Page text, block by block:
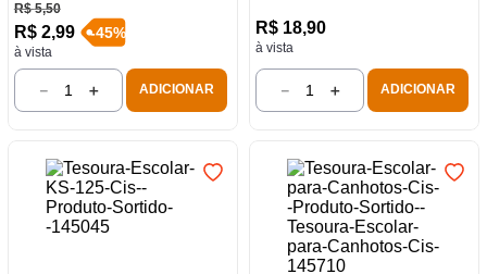
R$ 5,50
R$ 2,99
à vista
-45%
＋
－ ADICIONAR
R$ 18,90
à vista
＋
－ ADICIONAR